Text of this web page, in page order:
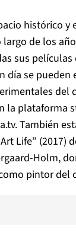
histórico y
de los
sus películas
día se pueden
del
la plataforma
También
Life” (2017)
Holm,
pintor del